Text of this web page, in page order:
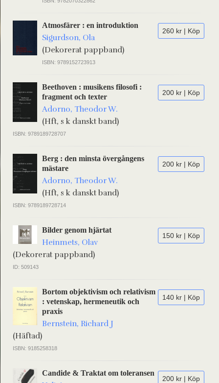
260 kr | Köp
Atmosfärer : en introduktion
Sigurdson, Ola
(Dekorerat pappband)
ISBN: 9789152723913
200 kr | Köp
Beethoven : musikens filosofi :
fragment och texter
Adorno, Theodor W.
(Hft, s k danskt band)
ISBN: 9789189728707
200 kr | Köp
Berg : den minsta övergångens
mästare
Adorno, Theodor W.
(Hft, s k danskt band)
ISBN: 9789189728714
150 kr | Köp
Bilder genom hjärtat
Heinmets, Olav
(Dekorerat pappband)
ID: 509143
140 kr | Köp
Bortom objektivism och relativism
: vetenskap, hermeneutik och
praxis
Bernstein, Richard J
(Häftad)
ISBN: 9185258318
200 kr | Köp
Candide & Traktat om toleransen